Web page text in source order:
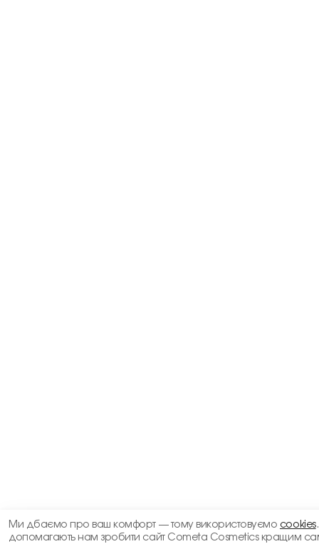
Ми дбаємо про ваш комфорт — тому використовуємо cookies
допомагають нам зробити сайт Cometa Cosmetics кращим